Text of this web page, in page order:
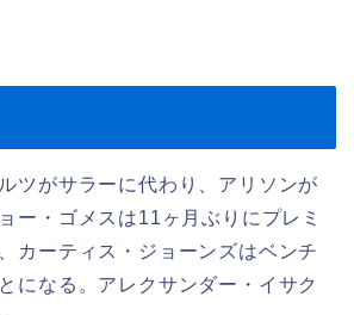
ツがサラーに代わり、アリソンが
ー・ゴメスは11ヶ月ぶりにプレミ
カーティス・ジョーンズはベンチ
になる。アレクサンダー・イサク